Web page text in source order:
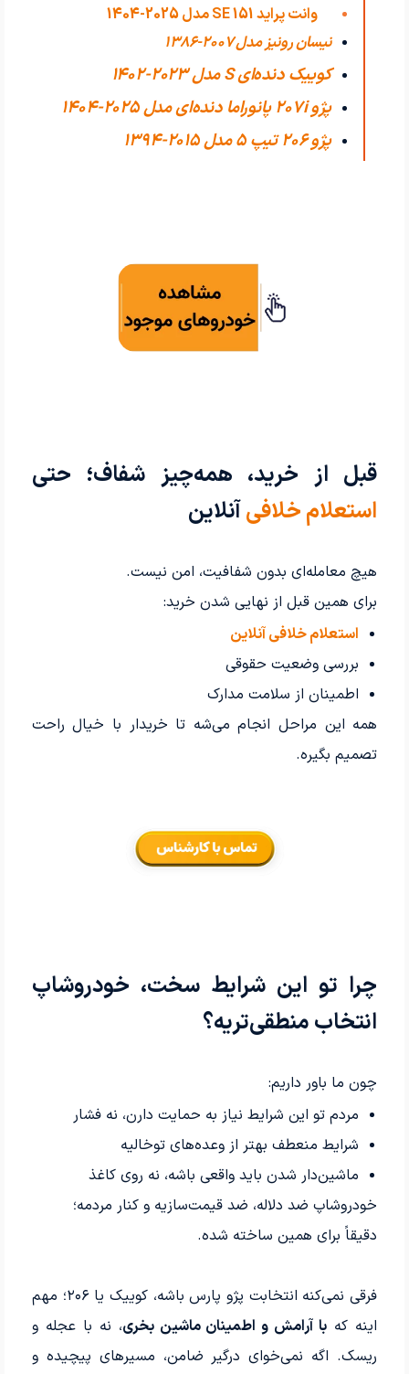
وانت پراید 151 SE مدل 2025-1404
نیسان رونیز مدل 2007-1386
کوییک دنده‌ای S مدل 2023-1402
پژو 207i پانوراما دنده‌ای مدل 2025-1404
پژو 206 تیپ ۵ مدل 2015-1394
قبل از خرید، همه‌چیز شفاف؛ حتی
استعلام خلافیآنلاین
هیچ معامله‌ای بدون شفافیت، امن نیست.
برای همین قبل از نهایی شدن خرید:
استعلام خلافی آنلاین
بررسی وضعیت حقوقی
اطمینان از سلامت مدارک
همه این مراحل انجام می‌شه تا خریدار با خیال راحت
تصمیم بگیره.
چرا تو این شرایط سخت، خودروشاپ
انتخاب منطقی‌تریه؟
چون ما باور داریم:
مردم تو این شرایط نیاز به حمایت دارن، نه فشار
شرایط منعطف بهتر از وعده‌های توخالیه
ماشین‌دار شدن باید واقعی باشه، نه روی کاغذ
خودروشاپ ضد دلاله، ضد قیمت‌سازیه و کنار مردمه؛
دقیقاً برای همین ساخته شده.
فرقی نمی‌کنه انتخابت پژو پارس باشه، کوییک یا ۲۰۶؛ مهم
اینه که با آرامش و اطمینان ماشین بخری، نه با عجله و
ریسک. اگه نمی‌خوای درگیر ضامن، مسیرهای پیچیده و